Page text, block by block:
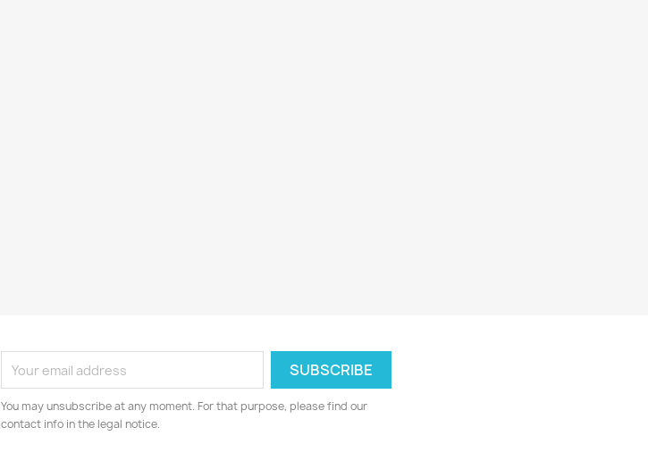
You may unsubscribe at any moment. For that purpose, please find our
contact info in the legal notice.